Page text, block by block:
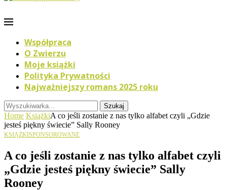
Współpraca
O Zwierzu
Moje książki
Polityka Prywatności
Najważniejszy romans 2025 roku
Szukaj
Home KsiążkiA co jeśli zostanie z nas tylko alfabet czyli „Gdzie
jesteś piękny świecie” Sally Rooney
KSIĄŻKISPONSOROWANE
A co jeśli zostanie z nas tylko alfabet czyli
„Gdzie jesteś piękny świecie” Sally
Rooney